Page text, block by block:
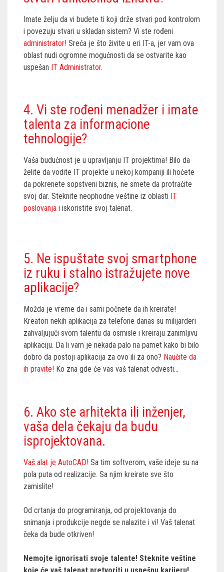
Imate želju da vi budete ti koji drže stvari pod kontrolom
i povezuju stvari u skladan sistem? Vi ste rođeni
administrator! Sreća je što živite u eri IT-a, jer vam ova
oblast nudi ogromne mogućnosti da se ostvarite kao
uspešan IT Administrator.
4. Vi ste rođeni menadžer i imate
talenta za informacione
tehnologije?
Vaša budućnost je u upravljanju IT projektima! Bilo da
želite da vodite IT projekte u nekoj kompaniji ili hoćete
da pokrenete sopstveni biznis, ne smete da protraćite
svoj dar. Steknite neophodne veštine iz oblasti IT
poslovanja i iskoristite svoj talenat.
5. Ne ispuštate svoj smartphone
iz ruku i stalno istražujete nove
aplikacije?
Možda je vreme da i sami počnete da ih kreirate!
Kreatori nekih aplikacija za telefone danas su milijarderi
zahvaljujući svom talentu da osmisle i kreiraju zanimljivu
aplikaciju. Da li vam je nekada palo na pamet kako bi bilo
dobro da postoji aplikacija za ovo ili za ono? Naučite da
ih pravite! Ko zna gde će vas vaš talenat odvesti...
6. Ako ste arhitekta ili inženjer,
vaša dela čekaju da budu
isprojektovana.
Vaš alat je AutoCAD! Sa tim softverom, vaše ideje su na
pola puta od realizacije. Sa njim kreirate sve što
zamislite!
Od crtanja do programiranja, od projektovanja do
snimanja i produkcije negde se nalazite i vi! Vaš talenat
čeka da bude otkriven!
Nemojte ignorisati svoje talente! Steknite veštine
koje će vaš talenat pretvoriti u uspešnu karijeru!